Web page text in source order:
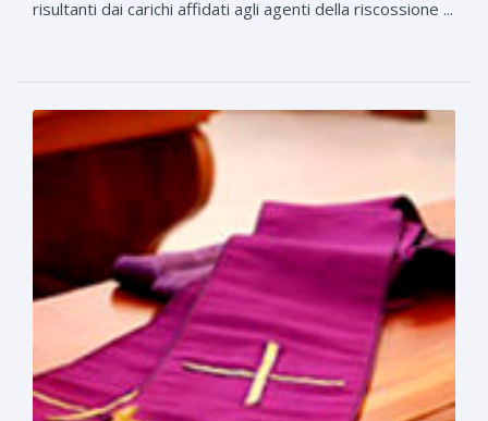
risultanti dai carichi affidati agli agenti della riscossione ...